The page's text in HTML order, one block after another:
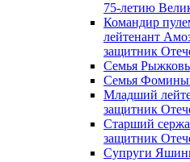
75-летию
Командир
лейтенант
защитник
Семья
Семья
Младший
защитник
Старший
защитник
Супруги